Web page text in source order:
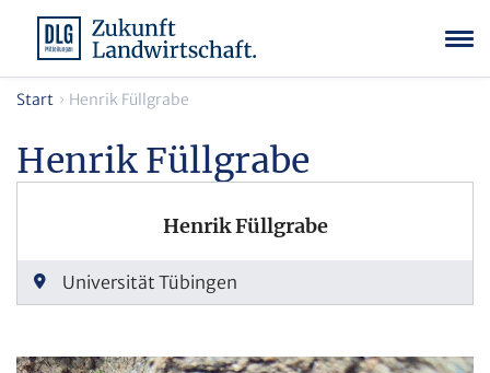
Start Henrik Füllgrabe
Henrik Füllgrabe
Henrik Füllgrabe
Universität Tübingen